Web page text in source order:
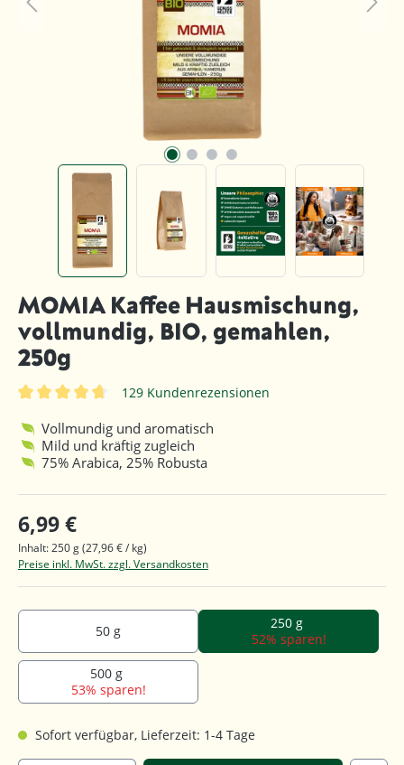
MOMIA Kaffee Hausmischung,
vollmundig, BIO, gemahlen,
250g
129 Kundenrezensionen
Vollmundig und aromatisch
Mild und kräftig zugleich
75% Arabica, 25% Robusta
6,99 €
Inhalt:250 g(27,96 € / kg)
Preise inkl. MwSt. zzgl. Versandkosten
50 g
250 g
52% sparen!
500 g
53% sparen!
Sofort verfügbar, Lieferzeit: 1-4 Tage